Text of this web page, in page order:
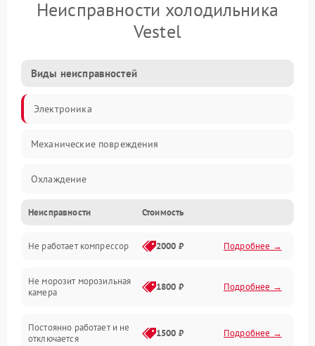
Неисправности холодильника
Vestel
Виды неисправностей
Электроника
Механические повреждения
Охлаждение
Механика
Электропитание
Дренаж
Неисправности Стоимость
Не работает компрессор 2000 ₽ Подробнее →
Не морозит морозильная
камера
1800 ₽ Подробнее →
Постоянно работает и не
отключается
1500 ₽ Подробнее →